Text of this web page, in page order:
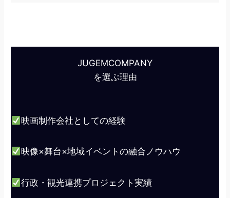
JUGEMCOMPANY
を選ぶ理由
映画制作会社としての経験
映像×舞台×地域イベントの融合ノウハウ
行政・観光連携プロジェクト実績